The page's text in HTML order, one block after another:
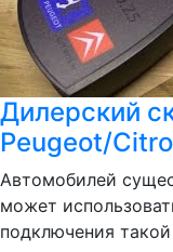
Дилерский
Peugeot/
Автомобилей
может
подключения